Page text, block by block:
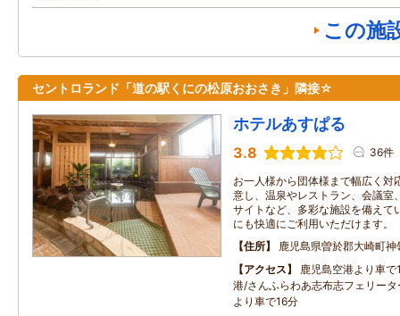
この施
セントロランド「道の駅くにの松原おおさき」隣接☆
ホテルあすぱる
3.8 36件
お一人様から団体様まで幅広く対
意し、温泉やレストラン、会議室
サイトなど、多彩な施設を備えて
にも快適にご利用いただけます。
住所
鹿児島県曽於郡大崎町神
アクセス
鹿児島空港より車
港/さんふらわあ志布志フェリー
より車で16分